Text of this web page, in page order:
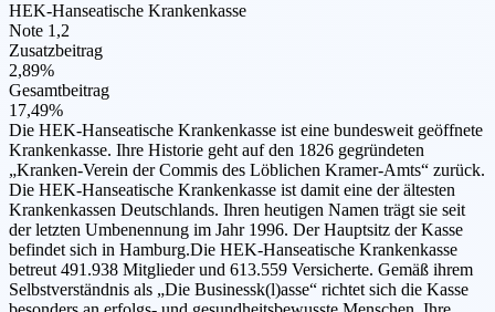
HEK-Hanseatische Krankenkasse
Note 1,2
Zusatzbeitrag
2,89%
Gesamtbeitrag
17,49%
Die HEK-Hanseatische Krankenkasse ist eine bundesweit geöffnete
Krankenkasse. Ihre Historie geht auf den 1826 gegründeten
„Kranken-Verein der Commis des Löblichen Kramer-Amts“ zurück.
Die HEK-Hanseatische Krankenkasse ist damit eine der ältesten
Krankenkassen Deutschlands. Ihren heutigen Namen trägt sie seit
der letzten Umbenennung im Jahr 1996. Der Hauptsitz der Kasse
befindet sich in Hamburg.Die HEK-Hanseatische Krankenkasse
betreut 491.938 Mitglieder und 613.559 Versicherte. Gemäß ihrem
Selbstverständnis als „Die Businessk(l)asse“ richtet sich die Kasse